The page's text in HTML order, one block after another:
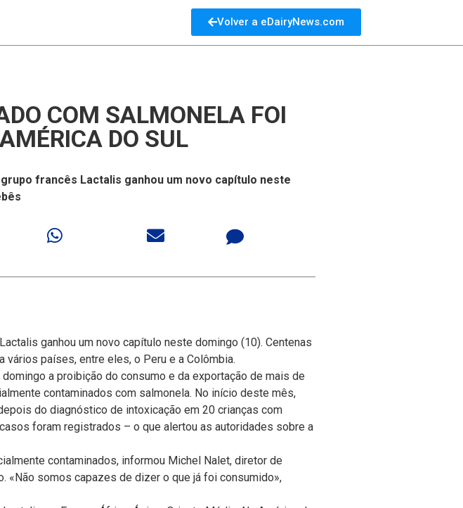
Volver a eDairyNews.com
COM SALMONELA FOI
DO SUL
francês Lactalis ganhou um novo capítulo neste
ganhou um novo capítulo neste domingo (10). Centenas
países, entre eles, o Peru e a Colômbia.
a proibição do consumo e da exportação de mais de
contaminados com salmonela. No início deste mês,
do diagnóstico de intoxicação em 20 crianças com
foram registrados – o que alertou as autoridades sobre a
contaminados, informou Michel Nalet, diretor de
«Não somos capazes de dizer o que já foi consumido»,